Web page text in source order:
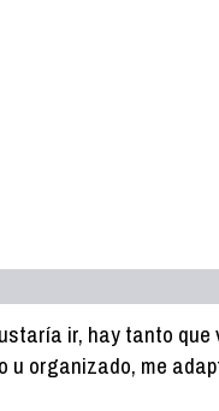
ir, hay tanto que
organizado, me